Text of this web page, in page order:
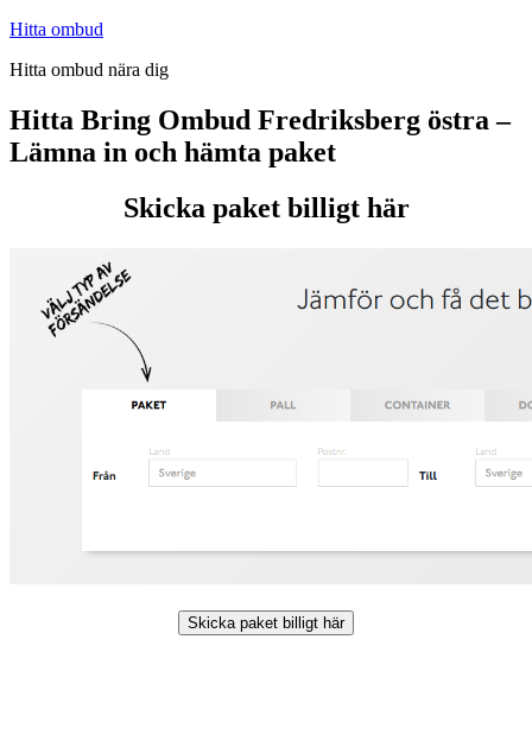
Hoppa
innehåll
Hitta ombud
Hitta ombud nära dig
Hitta Bring Ombud Fredriksberg östra –
Lämna in och hämta paket
Skicka paket billigt här
Skicka paket billigt här